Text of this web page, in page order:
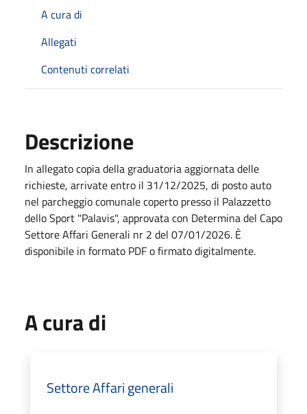
A cura di
Allegati
Contenuti correlati
Descrizione
In allegato copia della graduatoria aggiornata delle
richieste, arrivate entro il 31/12/2025, di posto auto
nel parcheggio comunale coperto presso il Palazzetto
dello Sport "Palavis", approvata con Determina del Capo
Settore Affari Generali nr 2 del 07/01/2026. È
disponibile in formato PDF o firmato digitalmente.
A cura di
Settore Affari generali